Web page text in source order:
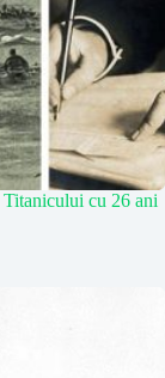
Titanicului cu 26 ani